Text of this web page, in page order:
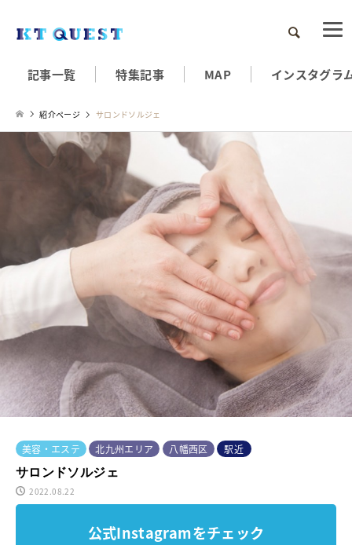
検索
記事一覧 特集記事 MAP インスタグラ
紹介ページ サロンドソルジェ
美容・エステ 北九州エリア 八幡西区
駅近
サロンドソルジェ
2022.08.22
公式Instagramをチェック